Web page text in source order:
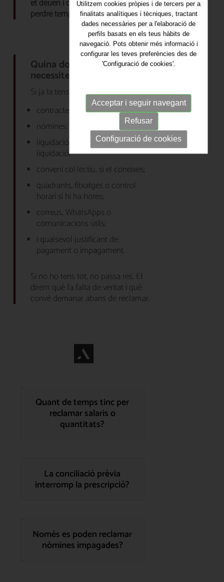
et deuen i com reclamar-ho sense
perdre temps ni diners.
Quina documentació
necessitem
Si ja la tens, convé reunir:
contracte i annexos;
nòmines;
liquidació o proposta de
liquidació;
conveni col·lectiu, si el coneixes;
quadrants, fitxatges o control
horari si hi ha hores;
correus, WhatsApps o
comunicacions útils;
i qualsevol justificant de
pagament o impagament.
Si no ho tens tot, no passa res. Et
direm què fa falta de veritat i què
convé demanar abans de reclamar.
Quant de temps tinc per
reclamar salaris o
quantitats?
La conciliació prèvia
interromp la prescripció?
Només es poden reclamar
nòmines impagades?
Utilitzem cookies pròpies i de tercers per a
finalitats analítiques i tècniques, tractant
dades necessàries per a l'elaboració de
perfils basats en els teus hàbits de
navegació. Pots obtenir més informació i
configurar les teves preferències des de
'Configuració de cookies'.
Acceptar i seguir navegant
Refusar
Configuració de cookies